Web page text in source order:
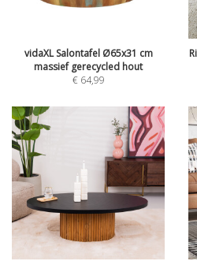
vidaXL Salontafel Ø65x31 cm
massief gerecycled hout
€ 64,99